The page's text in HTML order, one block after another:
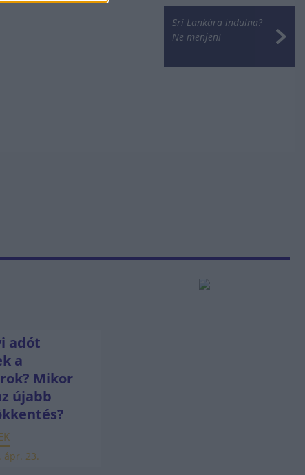
Srí Lankára indulna?
Ne menjen!
adót
a
Mikor
újabb
ápr. 23.